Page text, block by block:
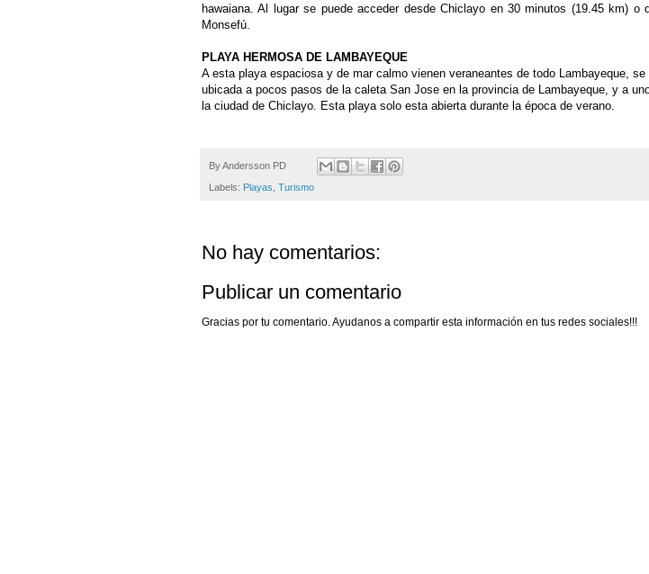
hawaiana. Al lugar se puede acceder desde Chiclayo en 30 minutos (19.45 km) o
Monsefú.
PLAYA HERMOSA DE LAMBAYEQUE
A esta playa espaciosa y de mar calmo vienen veraneantes de todo Lambayeque, se
ubicada a pocos pasos de la caleta San Jose en la provincia de Lambayeque, y a
la ciudad de Chiclayo. Esta playa solo esta abierta durante la época de verano.
ByAndersson PD
Labels: Playas Turismo
No hay comentarios:
Publicar un comentario
Gracias por tu comentario. Ayudanos a compartir esta información en tus redes sociales!!!